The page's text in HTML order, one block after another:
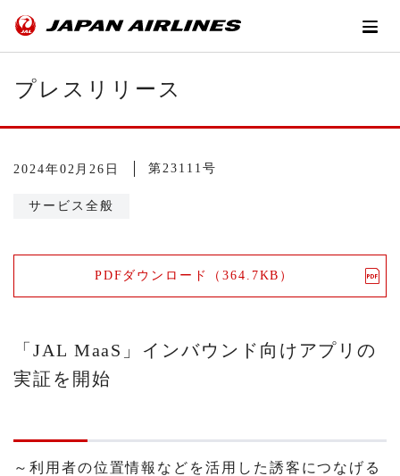
プレスリリース
2024年02月26日 第23111号
サービス全般
PDFダウンロード（364.7KB）
「JAL MaaS」インバウンド向けアプリの
実証を開始
～利用者の位置情報などを活用した誘客につなげる